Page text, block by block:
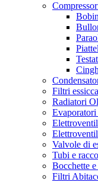
Filtri
Radiatori
Valvole di
Tubi e
Bocchette
Filtri